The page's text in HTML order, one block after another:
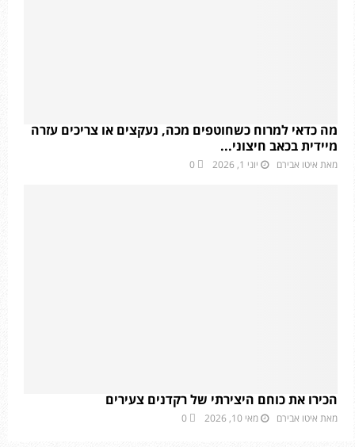
מה כדאי למרוח כשחוטפים מכה, נעקצים או צריכים עזרה
מיידית בכאב חיצוני...
מאת איטו אבירם יוני 1, 2026 0
הכירו את כוחם היצירתי של רקדנים צעירים
מאת איטו אבירם מאי 10, 2026 0